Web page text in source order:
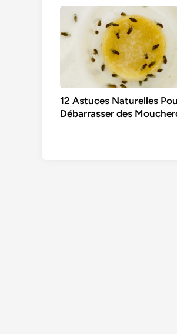
12 Astuces Naturelles
Débarrasser des